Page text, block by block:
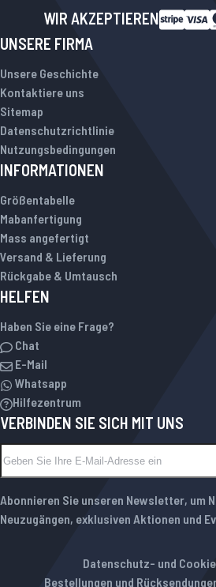
WIR AKZEPTIEREN
UNSERE FIRMA
Unsere Geschichte
Kontaktiere uns
Sitemap
Datenschutzrichtlinie
Nutzungsbedingungen
INFORMATIONEN
Größentabelle
Mabanfertigung
Mass angefertigt
Versand & Lieferung
Rückgabe & Umtausch
HELFEN
Haben Sie eine Frage?
Chat
E-Mail
Whatsapp
Hilfezentrum
VERBINDEN SIE SICH MIT UNS
NEWSLETTER
Abonnieren Sie unseren Newsletter, um
Neuzugängen, exklusiven Aktionen und
Datenschutz- und
Bestellungen und